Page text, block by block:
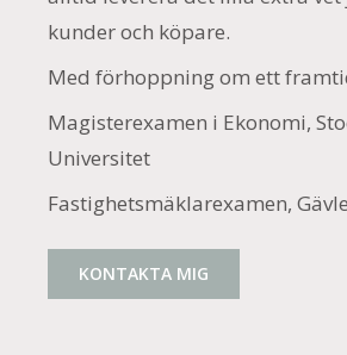
kunder och köpare.
Med förhoppning om ett
Magisterexamen i Ekonomi,
Universitet
Fastighetsmäklarexamen,
KONTAKTA MIG